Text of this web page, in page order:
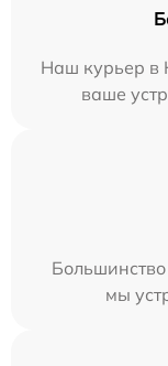
Наш курьер в
ваше
мы